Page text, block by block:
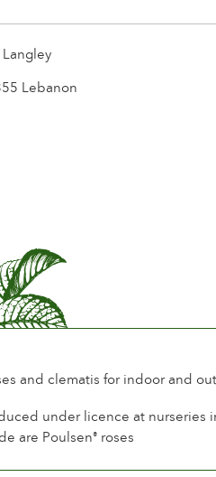
Lebanon
and clematis for indoor and
under licence at nurseries
are Poulsen® roses